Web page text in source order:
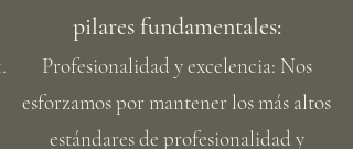
pilares fundamentales:
Profesionalidad y excelencia: Nos
esforzamos por mantener los más altos
estándares de profesionalidad y